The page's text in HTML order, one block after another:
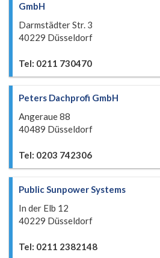
GmbH
Darmstädter Str. 3
40229 Düsseldorf
Tel: 0211 730470
Peters Dachprofi GmbH
Angeraue 88
40489 Düsseldorf
Tel: 0203 742306
Public Sunpower Systems
In der Elb 12
40229 Düsseldorf
Tel: 0211 2382148